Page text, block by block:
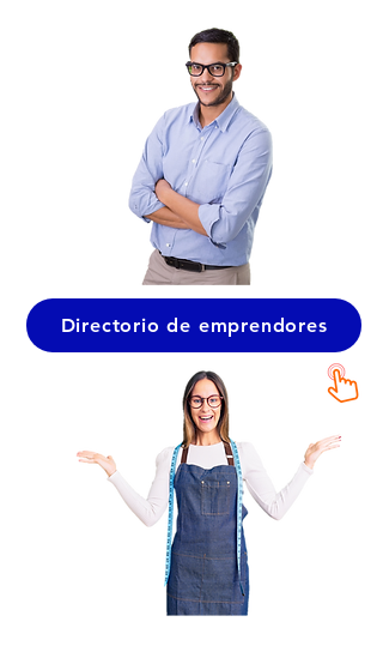
Directorio de emprendores